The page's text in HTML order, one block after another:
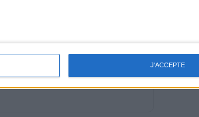
J'ACCEPTE
Valérie Espinasse